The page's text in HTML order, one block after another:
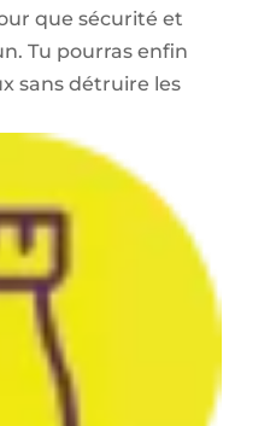
que sécurité et
Tu pourras enfin
sans détruire les